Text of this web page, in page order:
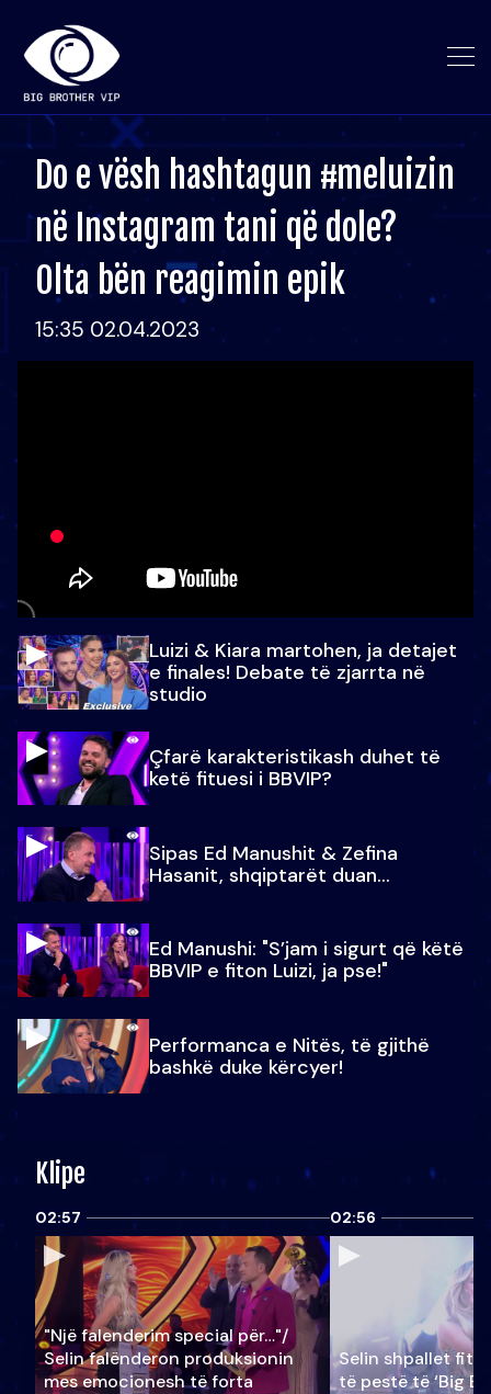
Do e vësh hashtagun #meluizin
në Instagram tani që dole?
Olta bën reagimin epik
15:35 02.04.2023
Luizi & Kiara martohen, ja detajet
e finales! Debate të zjarrta në
studio
Çfarë karakteristikash duhet të
ketë fituesi i BBVIP?
Sipas Ed Manushit & Zefina
Hasanit, shqiptarët duan...
Ed Manushi: "S’jam i sigurt që këtë
BBVIP e fiton Luizi, ja pse!"
Performanca e Nitës, të gjithë
bashkë duke kërcyer!
Klipe
02:57
"Një falenderim special për…"/
Selin falënderon produksionin
mes emocionesh të forta
02:56
Selin shpallet
të pestë të ‘Big